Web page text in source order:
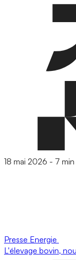
18 mai 2026 - 7 min
Presse Energie
L'élevage bovin,